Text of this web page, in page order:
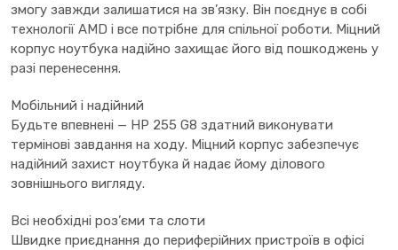
змогу завжди залишатися на зв’язку. Він поєднує в собі
технології AMD і все потрібне для спільної роботи. Міцний
корпус ноутбука надійно захищає його від пошкоджень у
разі перенесення.
Мобільний і надійний
Будьте впевнені — HP 255 G8 здатний виконувати
термінові завдання на ходу. Міцний корпус забезпечує
надійний захист ноутбука й надає йому ділового
зовнішнього вигляду.
Всі необхідні роз’єми та слоти
Швидке приєднання до периферійних пристроїв в офісі